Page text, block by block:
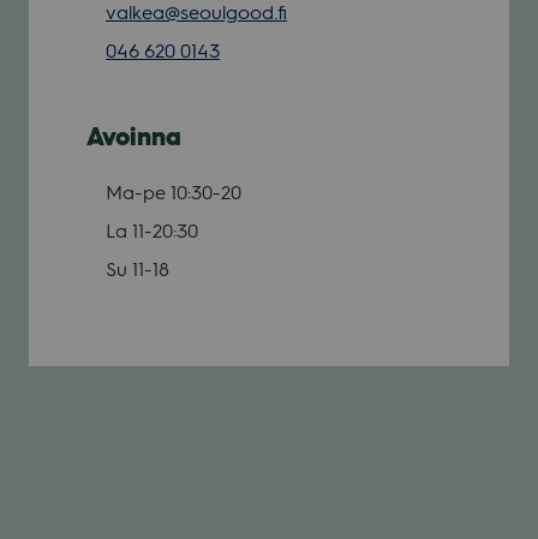
valkea@seoulgood.fi
046 620 0143
Avoinna
Ma-pe 10:30-20
La 11-20:30
Su 11-18